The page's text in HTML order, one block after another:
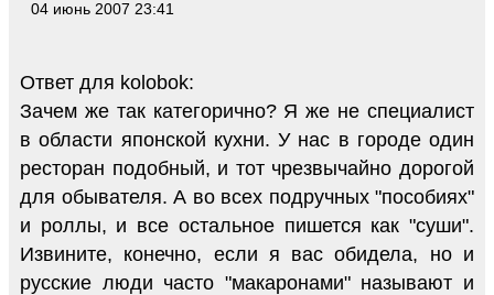
04 июнь 2007 23:41
Ответ для kolobok:
Зачем же так категорично? Я же не специалист
в области японской кухни. У нас в городе один
ресторан подобный, и тот чрезвычайно дорогой
для обывателя. А во всех подручных "пособиях"
и роллы, и все остальное пишется как "суши".
Извините, конечно, если я вас обидела, но и
русские люди часто "макаронами" называют и